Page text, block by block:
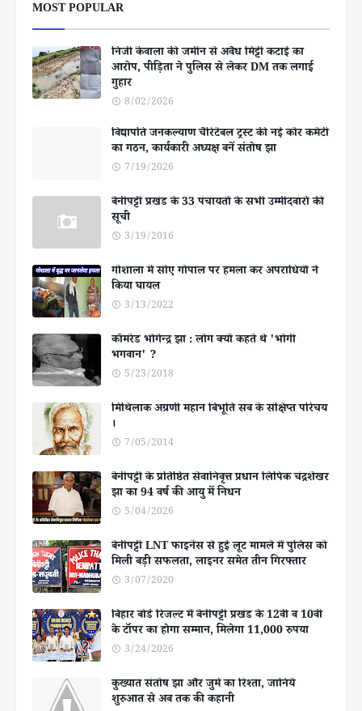
MOST POPULAR
निजी केवाला की जमीन से अवैध मिट्टी कटाई का
आरोप, पीड़िता ने पुलिस से लेकर DM तक लगाई
गुहार
8/02/2026
विद्यापति जनकल्याण चैरिटेबल ट्रस्ट की नई कोर कमेटी
का गठन, कार्यकारी अध्यक्ष बनें संतोष झा
7/19/2026
बेनीपट्टी प्रखंड के 33 पंचायतों के सभी उम्मीदवारों की
सूची
3/19/2016
गोशाला में सोए गोपाल पर हमला कर अपराधियों ने
किया घायल
3/13/2022
कॉमरेड भोगेन्द्र झा : लोग क्यों कहते थे 'भोगी
भगवान' ?
5/23/2018
मिथिलाक अग्रणी महान बिभूति सब के संक्षिप्त परिचय
।
7/05/2014
बेनीपट्टी के प्रतिष्ठित सेवानिवृत्त प्रधान लिपिक चंद्रशेखर
झा का 94 वर्ष की आयु में निधन
5/04/2026
बेनीपट्टी LNT फाइनेंस से हुई लूट मामले में पुलिस को
मिली बड़ी सफलता, लाइनर समेत तीन गिरफ्तार
3/07/2020
बिहार बोर्ड रिजल्ट में बेनीपट्टी प्रखंड के 12वीं व 10वीं
के टॉपर का होगा सम्मान, मिलेगा 11,000 रुपया
3/24/2026
कुख्यात संतोष झा और जुर्म का रिश्ता, जानिये
शुरुआत से अब तक की कहानी